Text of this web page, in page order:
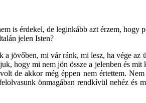
is érdekel, de leginkább azt érzem,
jelen Isten?
mi vár ránk, mi lesz, ha vége az
hogy mi nem jön össze a jelenben és
de akkor még éppen nem értettem.
önmagában rendkívül nehéz és